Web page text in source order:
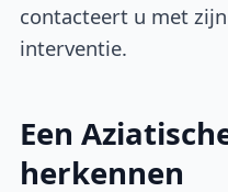
contacteert u met
interventie.
Een
herkennen